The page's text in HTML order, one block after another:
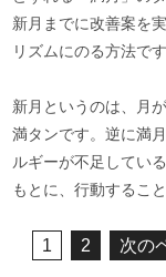
新月までに改善案を
リズムにのる方法です
新月というのは、月
満タンです。逆に満
ルギーが不足してい
もとに、行動するこ
1 2 次の